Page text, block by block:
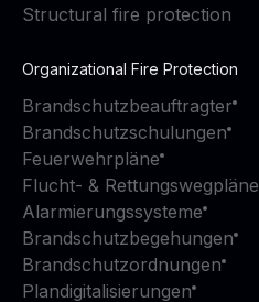
Structural fire protection
Organizational Fire Protection
Brandschutzbeauftragter
Brandschutzschulungen
Feuerwehrpläne
Flucht- & Rettungswegpläne
Alarmierungssysteme
Brandschutzbegehungen
Brandschutzordnungen
Plandigitalisierungen